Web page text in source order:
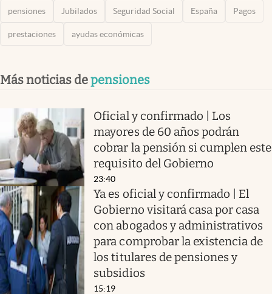
pensiones Jubilados Seguridad Social España Pagos
prestaciones ayudas económicas
Más noticias depensiones
Oficial y confirmado | Los
mayores de 60 años podrán
cobrar la pensión si cumplen este
requisito del Gobierno
23:40
Ya es oficial y confirmado | El
Gobierno visitará casa por casa
con abogados y administrativos
para comprobar la existencia de
los titulares de pensiones y
subsidios
15:19